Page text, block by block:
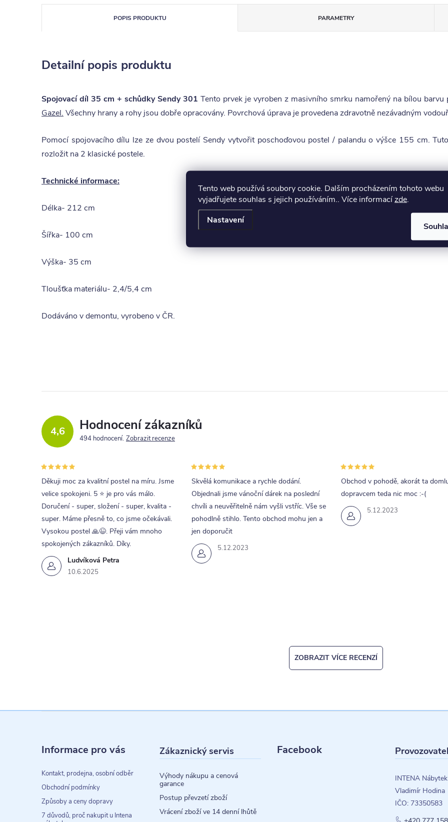
Tento web používá soubory cookie. Dalším procházením tohoto webu
vyjadřujete souhlas s jejich používáním.. Více informacízde.
Nastavení
POPIS PRODUKTU PARAMETRY
Detailní popis produktu
Spojovací díl 35 cm + schůdky Sendy 301 Tento prvek je vyroben z masivního smrku namořený na bílou
Gazel. Všechny hrany a rohy jsou dobře opracovány. Povrchová úprava je provedena zdravotně nezávadným
Pomocí spojovacího dílu lze ze dvou postelí Sendy vytvořit poschoďovou postel / palandu o výšce 155 cm.
rozložit na 2 klasické postele.
Technické informace:
Délka- 212 cm
Šířka- 100 cm
Výška- 35 cm
Tloušťka materiálu- 2,4/5,4 cm
Dodáváno v demontu, vyrobeno v ČR.
4,6 Hodnocení zákazníků
494 hodnocení Zobrazit recenze
Ludvíková Petra
10.6.2025
Děkuji moc za kvalitní postel na míru. Jsme
velice spokojeni. 5 ⭐ je pro vás málo.
Doručení - super, složení - super, kvalita -
super. Máme přesně to, co jsme očekávali.
Vysokou postel 🙏😉. Přeji vám mnoho
spokojených zákazníků. Díky.
5.12.2023
Skvělá komunikace a rychle dodání.
Objednali jsme vánoční dárek na poslední
chvíli a neuvěřitelně nám vyšli vstříc. Vše se
pohodlně stihlo. Tento obchod mohu jen a
jen doporučit
5.12.2023
Obchod v pohodě, akorát ta
dopravcem teda nic moc :-(
ZOBRAZIT VÍCE RECENZÍ
Informace pro vás
Kontakt, prodejna, osobní odběr
Obchodní podmínky
Způsoby a ceny dopravy
7 důvodů, proč nakupit u Intena
Zákaznický servis
Výhody nákupu a cenová
garance
Postup převzetí zboží
Vrácení zboží ve 14 denní lhůtě
Facebook
INTENA Nábytek
Vladimír Hodina
IČO: 73350583